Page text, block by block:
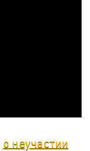
о неучастии